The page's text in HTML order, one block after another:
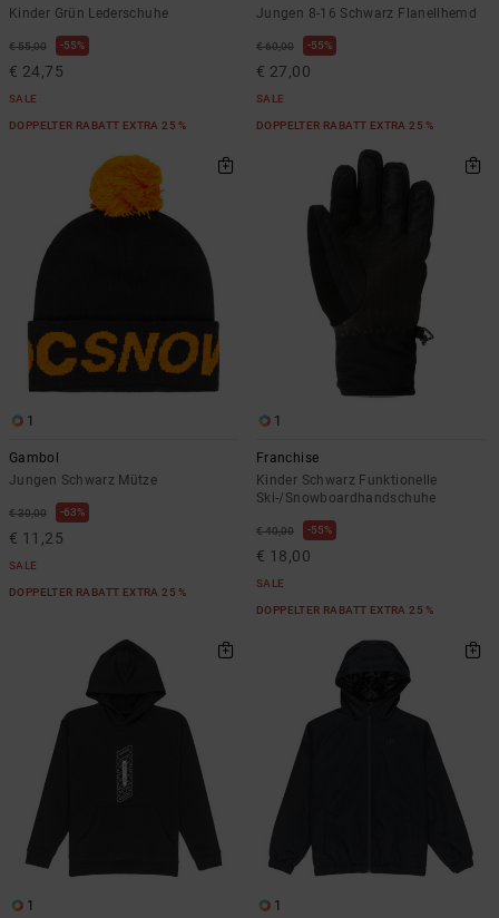
Kinder Grün Lederschuhe
€ 55,00 55%
€ 24,75
SALE
DOPPELTER RABATT EXTRA 25 %
Jungen 8-16 Schwarz Flanellhemd
€ 60,00 55%
€ 27,00
SALE
DOPPELTER RABATT EXTRA 25 %
1
Gambol
Jungen Schwarz Mütze
€ 30,00 63%
€ 11,25
SALE
DOPPELTER RABATT EXTRA 25 %
1
Franchise
Kinder Schwarz Funktionelle
Ski-/Snowboardhandschuhe
€ 40,00 55%
€ 18,00
SALE
DOPPELTER RABATT EXTRA 25 %
1 1